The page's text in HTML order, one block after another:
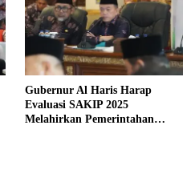
Gubernur Al Haris Harap
Evaluasi SAKIP 2025
Melahirkan Pemerintahan